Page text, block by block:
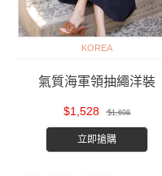
KOREA
氣質海軍領抽繩洋裝
$1,528 $1,698
立即搶購